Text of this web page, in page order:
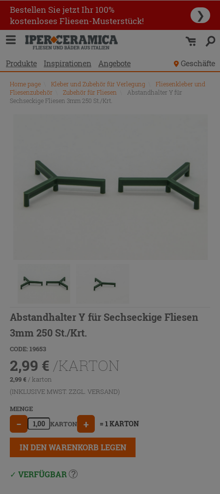
Bestellen Sie jetzt Ihr 100%
kostenloses Fliesen-Musterstück!
❯
Produkte Inspirationen Angebote Geschäfte
Home page Kleber und Zubehör für Verlegung
Fliesenkleber und
Fliesenzubehör
Zubehör für Fliesen
Abstandhalter Y für
Sechseckige Fliesen 3mm 250 St./Krt.
Abstandhalter Y für Sechseckige Fliesen
3mm 250 St./Krt.
CODE: 19653
2,99 € /KARTON
2,99€ / karton
(INKLUSIVE MWST. ZZGL. VERSAND)
MENGE
− KARTON + = 1 KARTON
IN DEN WARENKORB LEGEN
VERFÜGBAR